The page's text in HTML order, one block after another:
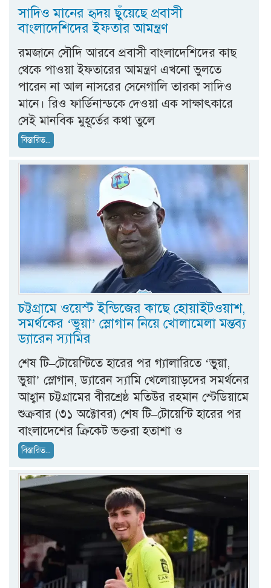
সাদিও মানের হৃদয় ছুঁয়েছে প্রবাসী
বাংলাদেশিদের ইফতার আমন্ত্রণ
রমজানে সৌদি আরবে প্রবাসী বাংলাদেশিদের কাছ
থেকে পাওয়া ইফতারের আমন্ত্রণ এখনো ভুলতে
পারেন না আল নাসরের সেনেগালি তারকা সাদিও
মানে। রিও ফার্ডিনান্ডকে দেওয়া এক সাক্ষাৎকারে
সেই মানবিক মুহূর্তের কথা তুলে
বিস্তারিত...
চট্টগ্রামে ওয়েস্ট ইন্ডিজের কাছে হোয়াইটওয়াশ,
সমর্থকের ‘ভুয়া’ স্লোগান নিয়ে খোলামেলা মন্তব্য
ড্যারেন স্যামির
শেষ টি–টোয়েন্টিতে হারের পর গ্যালারিতে ‘ভুয়া,
ভুয়া’ স্লোগান, ড্যারেন স্যামি খেলোয়াড়দের সমর্থনের
আহ্বান চট্টগ্রামের বীরশ্রেষ্ঠ মতিউর রহমান স্টেডিয়ামে
শুক্রবার (৩১ অক্টোবর) শেষ টি–টোয়েন্টি হারের পর
বাংলাদেশের ক্রিকেট ভক্তরা হতাশা ও
বিস্তারিত...